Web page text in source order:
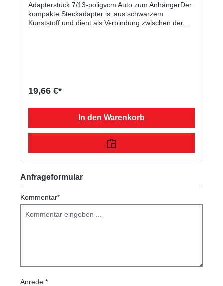
Adapterstück 7/13-poligvom Auto zum AnhängerDer
kompakte Steckadapter ist aus schwarzem
Kunststoff und dient als Verbindung zwischen der
19,66 €*
In den Warenkorb
Anfrageformular
Kommentar*
Anrede *